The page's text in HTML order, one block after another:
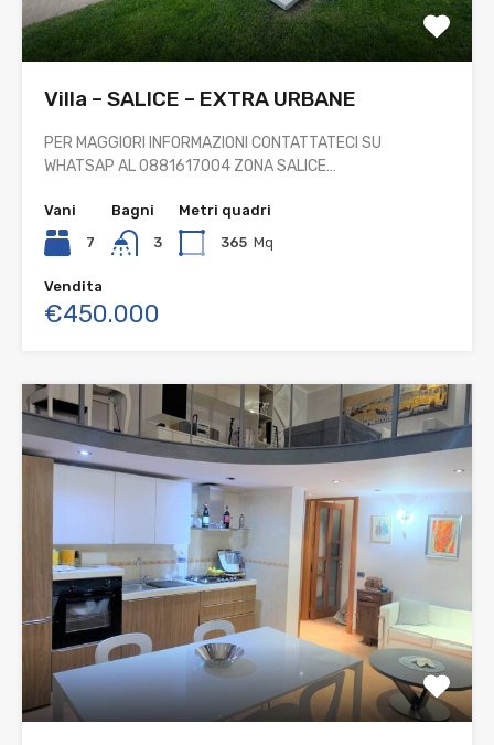
Villa – SALICE – EXTRA URBANE
PER MAGGIORI INFORMAZIONI CONTATTATECI SU
WHATSAP AL 0881617004 ZONA SALICE…
Vani
7
Bagni
3
Metri quadri
365 Mq
Vendita
€450.000